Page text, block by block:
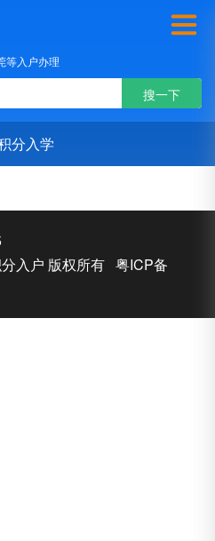
等入户办理
分入学
入户 版权所有 粤ICP备